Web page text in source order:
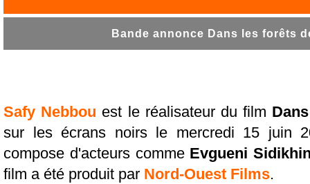
Bande annonce Dans les forêts
Safy Nebbou est le réalisateur du film
sur les écrans noirs le mercredi 15 juin
compose d'acteurs comme Evgueni
film a été produit par Nord-Ouest Films.